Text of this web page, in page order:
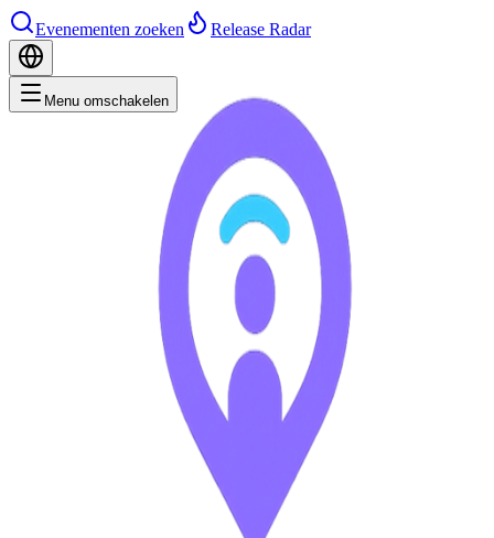
Evenementen zoeken Release Radar
Menu omschakelen